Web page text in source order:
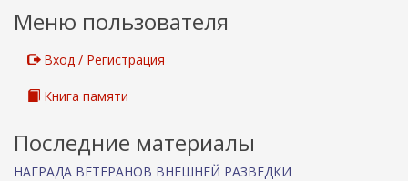
к
)
я
а
)
Меню пользователя
Вход / Регистрация
Книга памяти
Последние материалы
НАГРАДА ВЕТЕРАНОВ ВНЕШНЕЙ РАЗВЕДКИ